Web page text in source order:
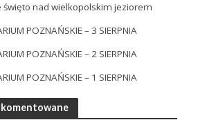
święto nad wielkopolskim jeziorem
POZNAŃSKIE – 3 SIERPNIA
POZNAŃSKIE – 2 SIERPNIA
POZNAŃSKIE – 1 SIERPNIA